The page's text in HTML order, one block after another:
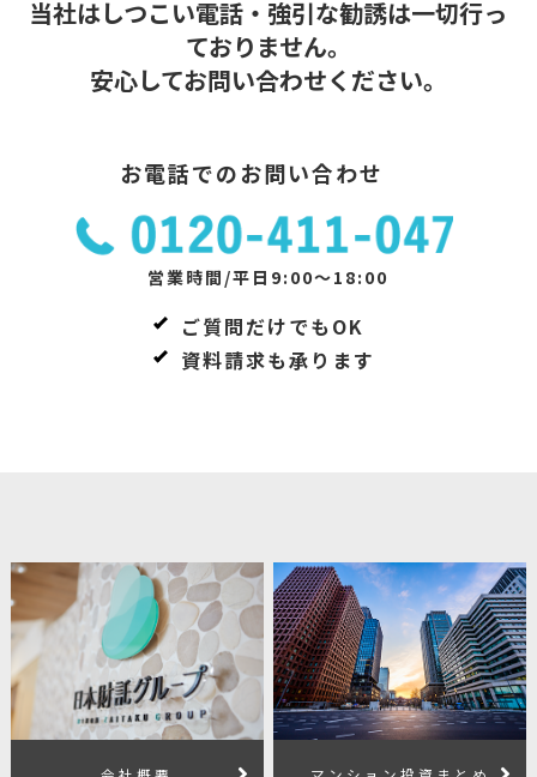
当社はしつこい電話・強引な勧誘は一切行っ
ておりません。
安心してお問い合わせください。
お電話でのお問い合わせ
営業時間/平日9:00～18:00
ご質問だけでもOK
資料請求も承ります